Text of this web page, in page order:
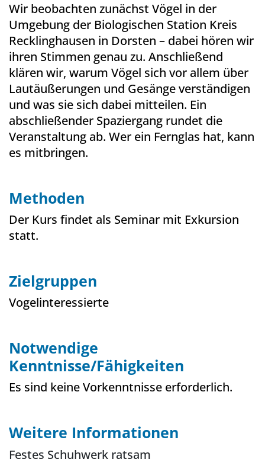
Wir beobachten zunächst Vögel in der
Umgebung der Biologischen Station Kreis
Recklinghausen in Dorsten – dabei hören wir
ihren Stimmen genau zu. Anschließend
klären wir, warum Vögel sich vor allem über
Lautäußerungen und Gesänge verständigen
und was sie sich dabei mitteilen. Ein
abschließender Spaziergang rundet die
Veranstaltung ab. Wer ein Fernglas hat, kann
es mitbringen.
Methoden
Der Kurs findet als Seminar mit Exkursion
statt.
Zielgruppen
Vogelinteressierte
Notwendige
Kenntnisse/Fähigkeiten
Es sind keine Vorkenntnisse erforderlich.
Weitere Informationen
Festes Schuhwerk ratsam